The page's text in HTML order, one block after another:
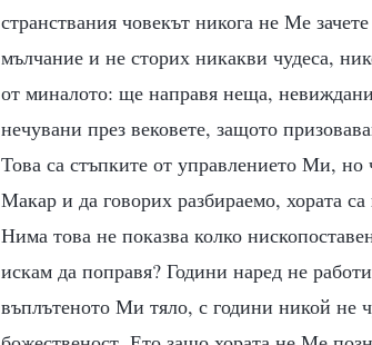
странствания човекът никога не Ме
мълчание и не сторих никакви чудеса,
от миналото: ще направя неща,
нечувани през вековете, защото
Това са стъпките от управлението Ми,
Макар и да говорих разбираемо, хората
Нима това не показва колко
искам да поправя? Години наред не
въплътеното Ми тяло, с години никой не